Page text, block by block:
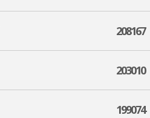
208167
203010
199074